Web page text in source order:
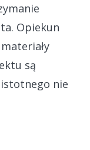
Opiekun
są
nie